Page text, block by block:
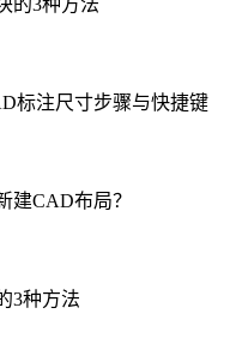
标注尺寸步骤与快捷键
建CAD布局？
3种方法